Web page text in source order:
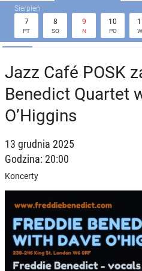
7
PT
8
SO
9
N
10
PO
Jazz Café POSK
Benedict Quartet
O’Higgins
13 grudnia 2025
Godzina: 20:00
Koncerty